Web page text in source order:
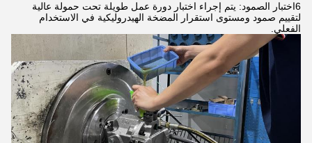
6اختبار الصمود: يتم إجراء اختبار دورة عمل طويلة تحت حمولة عالية
لتقييم صمود ومستوى استقرار المضخة الهيدروليكية في الاستخدام
الفعلي.